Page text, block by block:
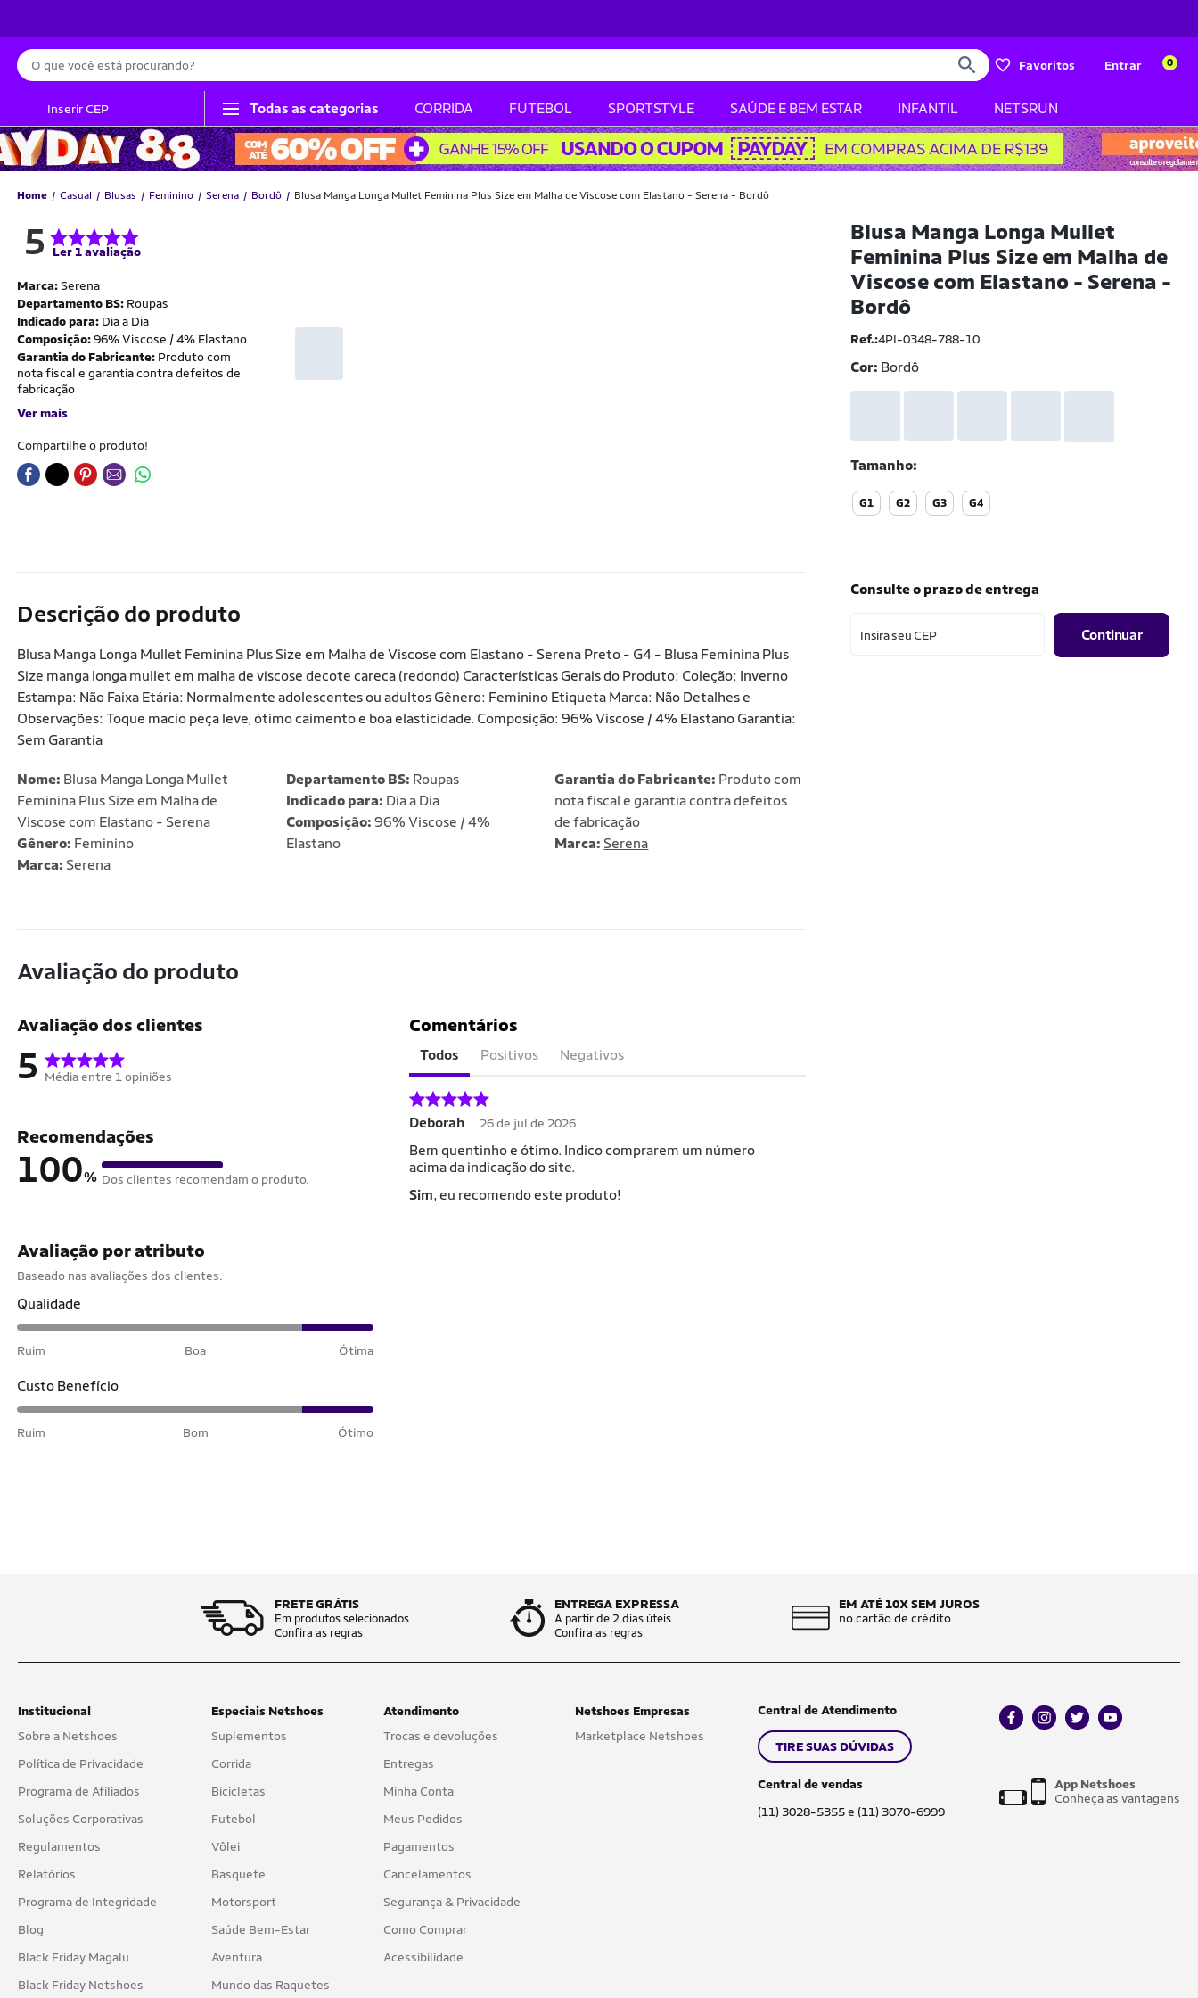
Busca
Favoritos Entrar 0
Inserir CEP Todas as categorias CORRIDA FUTEBOL SPORTSTYLE SAÚDE E BEM ESTAR INFANTIL NETSRUN
Home Casual Blusas Feminino Serena Bordô Blusa Manga Longa Mullet Feminina Plus Size em Malha de Viscose com Elastano - Serena - Bordô
5 Ler 1 avaliação
Marca:Serena
Departamento BS: Roupas
Indicado para: Dia a Dia
Composição:96% Viscose / 4% Elastano
Garantia do Fabricante: Produto com
nota fiscal e garantia contra defeitos de
fabricação
Ver mais
Compartilhe o produto!
Blusa Manga Longa Mullet
Feminina Plus Size em Malha de
Viscose com Elastano - Serena -
Bordô
Ref.:4PI-0348-788-10
Cor: Bordô
Tamanho
G1 G2 G3 G4
Consulte o prazo de entrega
Insira seu CEP Continuar
Descrição do produto
Blusa Manga Longa Mullet Feminina Plus Size em Malha de Viscose com Elastano - Serena Preto - G4 - Blusa Feminina Plus
Size manga longa mullet em malha de viscose decote careca (redondo) Características Gerais do Produto: Coleção: Inverno
Estampa: Não Faixa Etária: Normalmente adolescentes ou adultos Gênero: Feminino Etiqueta Marca: Não Detalhes e
Observações: Toque macio peça leve, ótimo caimento e boa elasticidade. Composição: 96% Viscose / 4% Elastano Garantia:
Sem Garantia
Nome: Blusa Manga Longa Mullet
Feminina Plus Size em Malha de
Viscose com Elastano - Serena
Gênero: Feminino
Marca: Serena
Departamento BS: Roupas
Indicado para: Dia a Dia
Composição: 96% Viscose / 4%
Elastano
Garantia do Fabricante: Produto com
nota fiscal e garantia contra defeitos
de fabricação
Marca: Serena
Avaliação do produto
Avaliação dos clientes
5 Média entre 1 opiniões
Recomendações
100% Dos clientes recomendam o produto.
Avaliação por atributo
Baseado nas avaliações dos clientes.
Qualidade
Ruim Boa Ótima
Custo Benefício
Ruim Bom Ótimo
Comentários
Todos Positivos Negativos
Deborah 26 de jul de 2026
Bem quentinho e ótimo. Indico comprarem um número
acima da indicação do site.
Sim, eu recomendo este produto!
FRETE GRÁTIS
Em produtos selecionados
Confira as regras
ENTREGA EXPRESSA
A partir de 2 dias úteis
Confira as regras
EM ATÉ 10X SEM JUROS
no cartão de crédito
Institucional
Sobre a Netshoes
Política de Privacidade
Programa de Afiliados
Soluções Corporativas
Regulamentos
Relatórios
Programa de Integridade
Blog
Black Friday Magalu
Black Friday Netshoes
Especiais Netshoes
Suplementos
Corrida
Bicicletas
Futebol
Vôlei
Basquete
Motorsport
Saúde Bem-Estar
Aventura
Mundo das Raquetes
Atendimento
Trocas e devoluções
Entregas
Minha Conta
Meus Pedidos
Pagamentos
Cancelamentos
Segurança & Privacidade
Como Comprar
Acessibilidade
Netshoes Empresas
Marketplace Netshoes
Central de Atendimento
TIRE SUAS DÚVIDAS
Central de vendas
(11) 3028-5355 e (11) 3070-6999
facebookinstagram
twitteryoutube
App Netshoes
Conheça as vantagens